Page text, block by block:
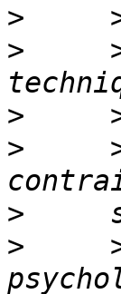
>
>
>
>
>
>